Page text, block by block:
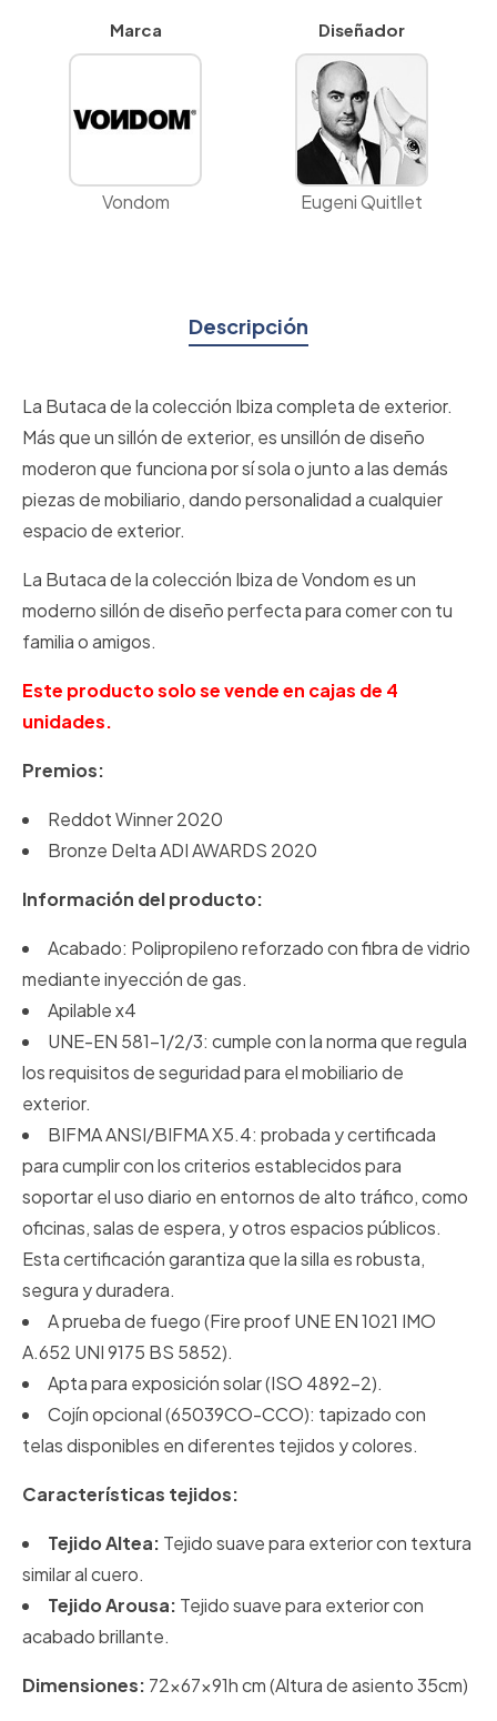
Marca
Vondom
Diseñador
Eugeni Quitllet
Descripción
La Butaca de la colección Ibiza completa de exterior.
Más que un sillón de exterior, es unsillón de diseño
moderon que funciona por sí sola o junto a las demás
piezas de mobiliario, dando personalidad a cualquier
espacio de exterior.
La Butaca de la colección Ibiza de Vondom es un
moderno sillón de diseño perfecta para comer con tu
familia o amigos.
Este producto solo se vende en cajas de 4
unidades.
Premios:
Reddot Winner 2020
Bronze Delta ADI AWARDS 2020
Información del producto:
Acabado: Polipropileno reforzado con fibra de vidrio
mediante inyección de gas.
Apilable x4
UNE-EN 581-1/2/3: cumple con la norma que regula
los requisitos de seguridad para el mobiliario de
exterior.
BIFMA ANSI/BIFMA X5.4: probada y certificada
para cumplir con los criterios establecidos para
soportar el uso diario en entornos de alto tráfico, como
oficinas, salas de espera, y otros espacios públicos.
Esta certificación garantiza que la silla es robusta,
segura y duradera.
A prueba de fuego (Fire proof UNE EN 1021 IMO
A.652 UNI 9175 BS 5852).
Apta para exposición solar (ISO 4892-2).
Cojín opcional (65039CO-CCO): tapizado con
telas disponibles en diferentes tejidos y colores.
Características tejidos:
Tejido Altea: Tejido suave para exterior con textura
similar al cuero.
Tejido Arousa: Tejido suave para exterior con
acabado brillante.
Dimensiones: 72x67x91h cm (Altura de asiento 35cm)